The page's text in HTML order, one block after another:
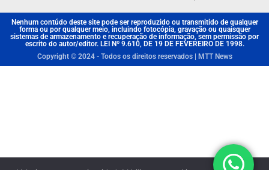
Nenhum contúdo deste site pode ser reproduzido ou transmitido de qualquer
forma ou por qualquer meio, incluindo fotocópia, gravação ou quaisquer
sistemas de armazenamento e recuperação de informação, sem permissão por
escrito do autor/editor. LEI Nº 9.610, DE 19 DE FEVEREIRO DE 1998.
Copyright © 2024 - Todos os direitos reservados | MTT News